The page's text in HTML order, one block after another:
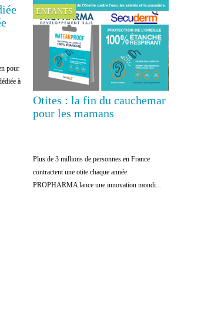
pour
à
ENFANTS
Otites : la fin du cauchemar
pour les mamans
Plus de 3 millions de personnes en France
contractent une otite chaque année.
PROPHARMA lance une innovation mondi...